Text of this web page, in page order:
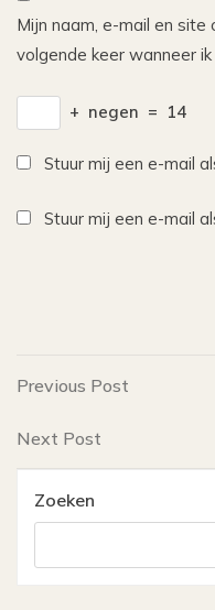
Mijn naam, e-mail en
volgende keer wanneer
+ negen = 14
Stuur mij een e-mail
Stuur mij een e-mail
Bericht
navigatie
Previous
Previous Post
Next
Next Post
Zoeken